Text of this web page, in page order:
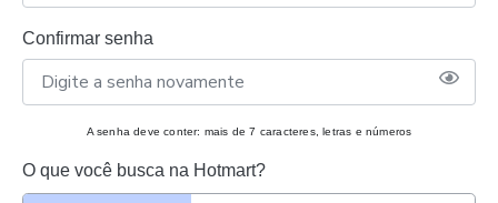
Confirmar senha
A senha deve conter: mais de 7 caracteres, letras e números
O que você busca na Hotmart?